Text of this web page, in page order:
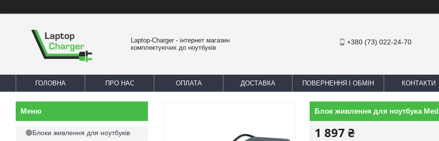
Laptop-Charger - інтернет магазин
комплектуючих до ноутбуків
+380 (73) 022-24-70
ГОЛОВНА ПРО НАС ОПЛАТА ДОСТАВКА ПОВЕРНЕННЯ І ОБМІН КОНТАКТИ
Блок живлення для ноутбука
1 897 ₴
🟢Блоки живлення для ноутбуків